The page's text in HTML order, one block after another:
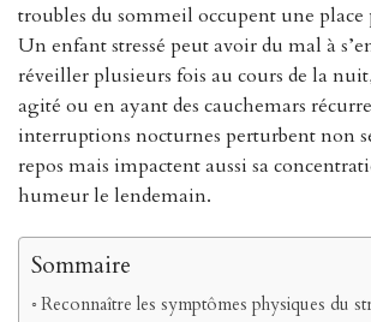
troubles du sommeil occupent une place
Un enfant stressé peut avoir du mal à
réveiller plusieurs fois au cours de la
agité ou en ayant des cauchemars
interruptions nocturnes perturbent non
repos mais impactent aussi sa
humeur le lendemain.
Sommaire
Reconnaître les symptômes physiques du